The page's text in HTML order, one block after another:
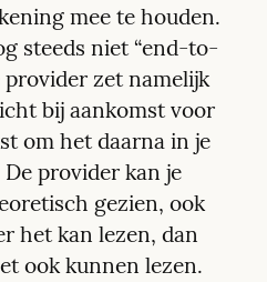
mee te houden.
steeds niet “end-to-
provider zet namelijk
bij aankomst voor
om het daarna in je
provider kan je
gezien, ook
het kan lezen, dan
ook kunnen lezen.